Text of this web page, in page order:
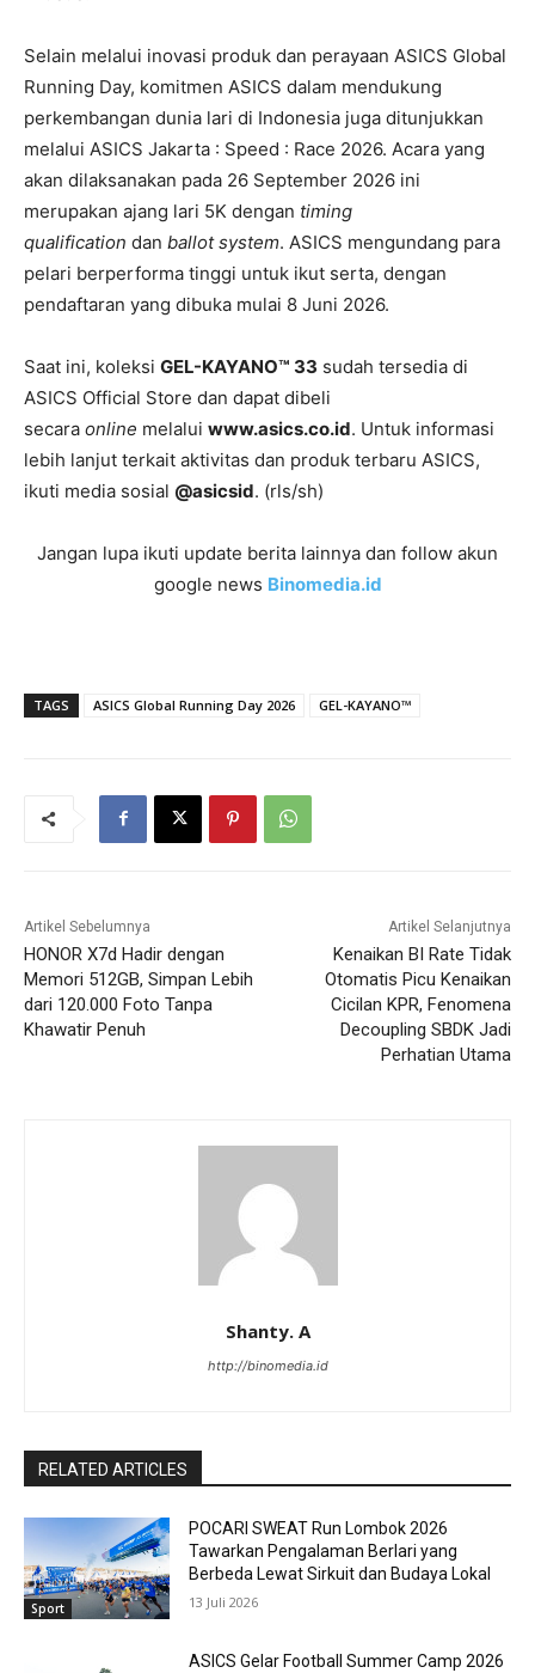
Selain melalui inovasi produk dan perayaan ASICS Global
Running Day, komitmen ASICS dalam mendukung
perkembangan dunia lari di Indonesia juga ditunjukkan
melalui ASICS Jakarta : Speed : Race 2026. Acara yang
akan dilaksanakan pada 26 September 2026 ini
merupakan ajang lari 5K dengan timing
qualification dan ballot system. ASICS mengundang para
pelari berperforma tinggi untuk ikut serta, dengan
pendaftaran yang dibuka mulai 8 Juni 2026.
Saat ini, koleksi GEL-KAYANO™ 33 sudah tersedia di
ASICS Official Store dan dapat dibeli
secara online melalui www.asics.co.id. Untuk informasi
lebih lanjut terkait aktivitas dan produk terbaru ASICS,
ikuti media sosial @asicsid. (rls/sh)
Jangan lupa ikuti update berita lainnya dan follow akun
google news Binomedia.id
TAGS ASICS Global Running Day 2026 GEL-KAYANO™
Artikel Sebelumnya
HONOR X7d Hadir dengan
Memori 512GB, Simpan Lebih
dari 120.000 Foto Tanpa
Khawatir Penuh
Artikel Selanjutnya
Kenaikan BI Rate Tidak
Otomatis Picu Kenaikan
Cicilan KPR, Fenomena
Decoupling SBDK Jadi
Perhatian Utama
Shanty. A
http://binomedia.id
RELATED ARTICLES
Sport
POCARI SWEAT Run Lombok 2026
Tawarkan Pengalaman Berlari yang
Berbeda Lewat Sirkuit dan Budaya Lokal
13 Juli 2026
ASICS Gelar Football Summer Camp 2026